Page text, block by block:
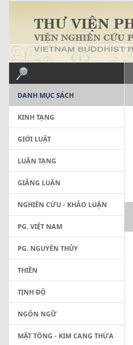
DANH MỤC SÁCH
KINH TẠNG
GIỚI LUẬT
LUẬN TẠNG
GIẢNG LUẬN
NGHIÊN CỨU - KHẢO LUẬN
PG. VIỆT NAM
PG. NGUYÊN THỦY
THIỀN
TỊNH ĐỘ
NGÔN NGỮ
MẬT TÔNG - KIM CANG THỪA